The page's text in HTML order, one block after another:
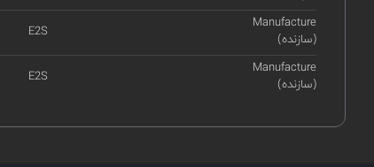
Manufacture
(سازنده)
E2S
Manufacture
(سازنده)
E2S